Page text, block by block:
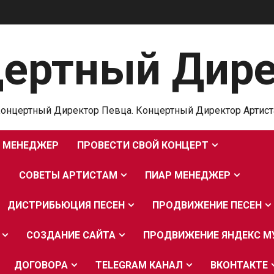
Директор Певца. Концертный Директор
МЕНЕДЖЕР ПРОВЕСТИ СВОЙ КОНЦЕРТ
СОВЕТЫ АРТИСТАМ ПИАР МЕНЕДЖЕР
ДИСТРИБЬЮЦИЯ ПЕСЕН ПРОДВИЖЕНИЕ ПЕСЕН
СОЗДАНИЕ САЙТА ПРОДВИЖЕНИЕ ЯНДЕКС
ДОГОВОРА TELEGRAM КАНАЛ ВКОНТАКТЕ